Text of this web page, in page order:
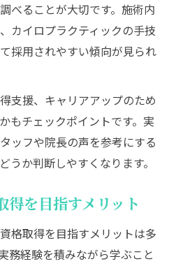
べることが大切です。施術内
カイロプラクティックの手技
採用されやすい傾向が見られ
支援、キャリアアップのため
もチェックポイントです。実
ッフや院長の声を参考にする
うか判断しやすくなります。
得を目指すメリット
格取得を目指すメリットは多
務経験を積みながら学ぶこと